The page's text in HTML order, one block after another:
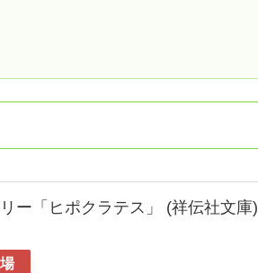
ー「ヒポクラテス」 (祥伝社文庫)